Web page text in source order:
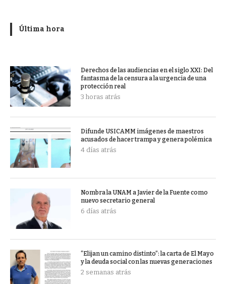
Última hora
Derechos de las audiencias en el siglo XXI: Del
fantasma de la censura a la urgencia de una
protección real
3 horas atrás
Difunde USICAMM imágenes de maestros
acusados de hacer trampa y genera polémica
4 días atrás
Nombra la UNAM a Javier de la Fuente como
nuevo secretario general
6 días atrás
“Elijan un camino distinto”: la carta de El Mayo
y la deuda social con las nuevas generaciones
2 semanas atrás